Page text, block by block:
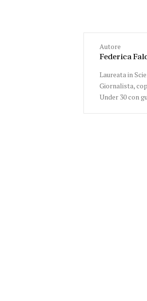
Autore
Federica
Laureata in
Giornalista,
Under 30 con